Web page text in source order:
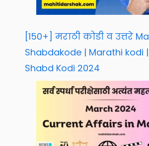
[150+] मराठी कोडी व उत्तरे
Shabdakode | Marathi kodi
Shabd Kodi 2024